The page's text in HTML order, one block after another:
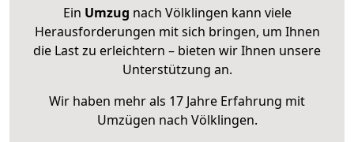
Ein Umzug nach Völklingen kann viele
Herausforderungen mit sich bringen, um Ihnen
die Last zu erleichtern – bieten wir Ihnen unsere
Unterstützung an.
Wir haben mehr als 17 Jahre Erfahrung mit
Umzügen nach Völklingen.